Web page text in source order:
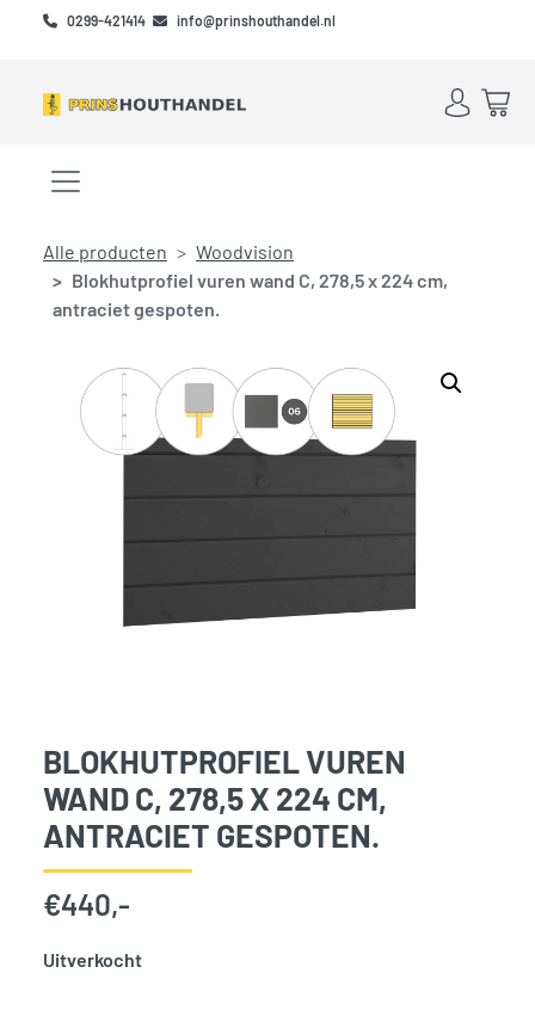
Skip to main content
Skip to footer
0299-421414 info@prinshouthandel.nl
Account
Menu openen/sluiten
Alle producten
Woodvision
Blokhutprofiel vuren wand C, 278,5 x 224 cm,
antraciet gespoten.
BLOKHUTPROFIEL VUREN
WAND C, 278,5 X 224 CM,
ANTRACIET GESPOTEN.
€440,-
Uitverkocht